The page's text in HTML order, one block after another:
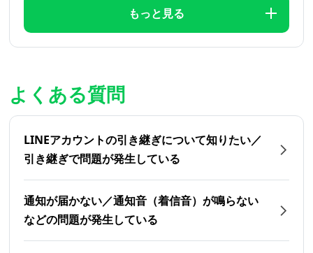
もっと見る
よくある質問
LINEアカウントの引き継ぎについて知りたい／
引き継ぎで問題が発生している
通知が届かない／通知音（着信音）が鳴らない
などの問題が発生している